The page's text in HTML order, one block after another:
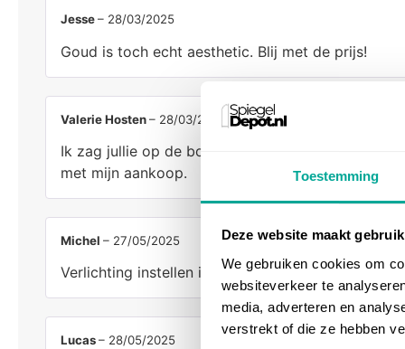
Toestemming
Deze website maakt
We gebruiken cookies om
websiteverkeer te
media, adverteren en
verstrekt of die ze hebben
Jesse– 28/03/2025
Goud is toch echt aesthetic. Blij met de prijs!
Valerie Hosten– 28/03/2025
Ik zag jullie op de bouwbeurs! Meteen alle
met mijn aankoop.
Michel – 27/05/2025
Verlichting instellen is simpel en zorgt voor de
Lucas– 28/05/2025